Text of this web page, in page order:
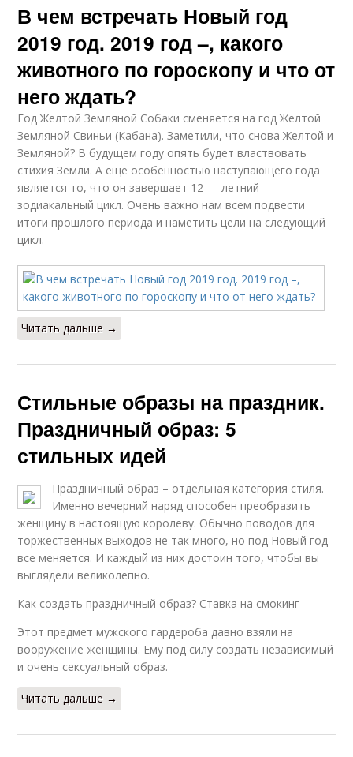
В чем встречать Новый год
2019 год. 2019 год –, какого
животного по гороскопу и что от
него ждать?
Год Желтой Земляной Собаки сменяется на год Желтой
Земляной Свиньи (Кабана). Заметили, что снова Желтой и
Земляной? В будущем году опять будет властвовать
стихия Земли. А еще особенностью наступающего года
является то, что он завершает 12 — летний
зодиакальный цикл. Очень важно нам всем подвести
итоги прошлого периода и наметить цели на следующий
цикл.
Читать дальше →
Стильные образы на праздник.
Праздничный образ: 5
стильных идей
Праздничный образ – отдельная категория стиля.
Именно вечерний наряд способен преобразить
женщину в настоящую королеву. Обычно поводов для
торжественных выходов не так много, но под Новый год
все меняется. И каждый из них достоин того, чтобы вы
выглядели великолепно.
Как создать праздничный образ? Ставка на смокинг
Этот предмет мужского гардероба давно взяли на
вооружение женщины. Ему под силу создать независимый
и очень сексуальный образ.
Читать дальше →